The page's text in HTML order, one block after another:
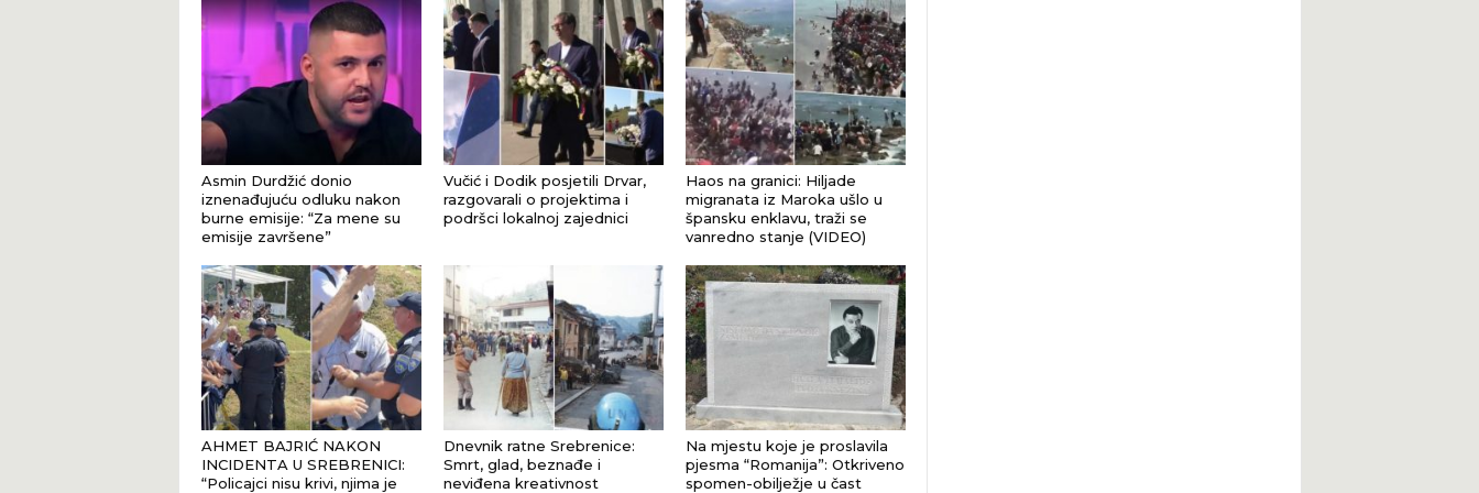
Asmin Durdžić donio
iznenađujuću odluku nakon
burne emisije: “Za mene su
emisije završene”
Vučić i Dodik posjetili Drvar,
razgovarali o projektima i
podršci lokalnoj zajednici
Haos na granici: Hiljade
migranata iz Maroka ušlo u
špansku enklavu, traži se
vanredno stanje (VIDEO)
AHMET BAJRIĆ NAKON
INCIDENTA U SREBRENICI:
“Policajci nisu krivi, njima je
Dnevnik ratne Srebrenice:
Smrt, glad, beznađe i
neviđena kreativnost
Na mjestu koje je proslavila
pjesma “Romanija”: Otkriveno
spomen-obilježje u čast